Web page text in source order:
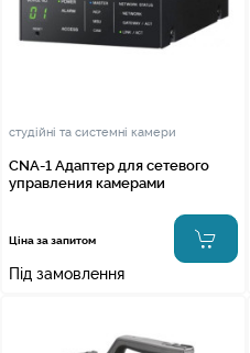
студійні та системні камери
CNA-1 Адаптер для сетевого
управления камерами
Ціна за запитом
Під замовлення